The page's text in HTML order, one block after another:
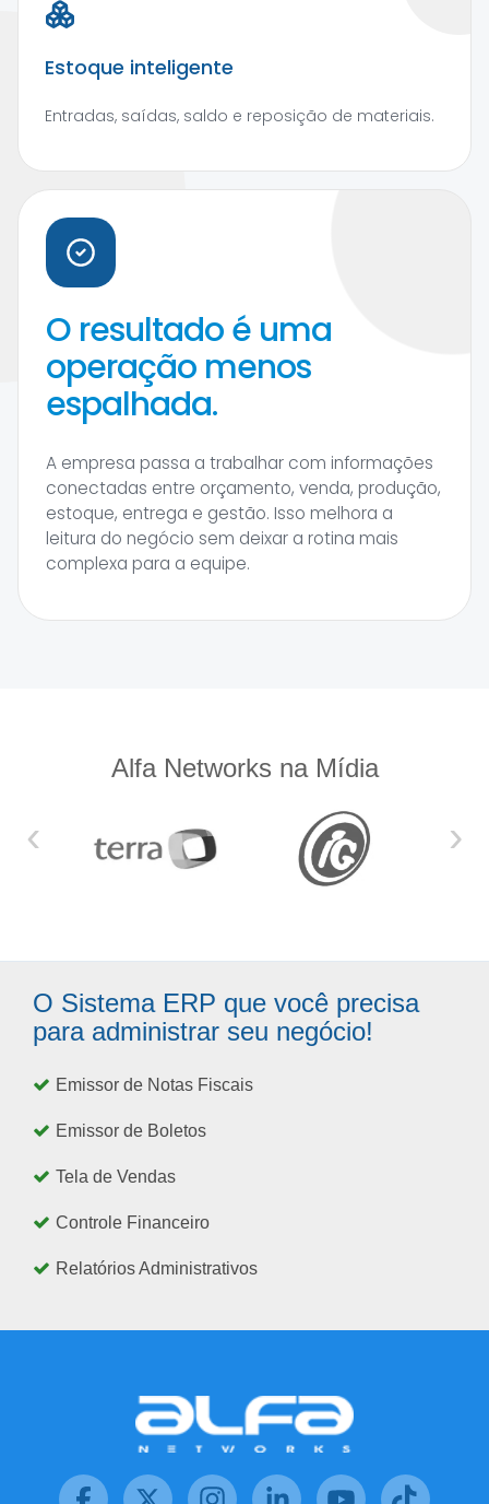
Estoque inteligente
Entradas, saídas, saldo e reposição de materiais.
O resultado é uma
operação menos
espalhada.
A empresa passa a trabalhar com informações
conectadas entre orçamento, venda, produção,
estoque, entrega e gestão. Isso melhora a
leitura do negócio sem deixar a rotina mais
complexa para a equipe.
Alfa Networks na Mídia
‹ ›
O Sistema ERP que você precisa
para administrar seu negócio!
Emissor de Notas Fiscais
Emissor de Boletos
Tela de Vendas
Controle Financeiro
Relatórios Administrativos